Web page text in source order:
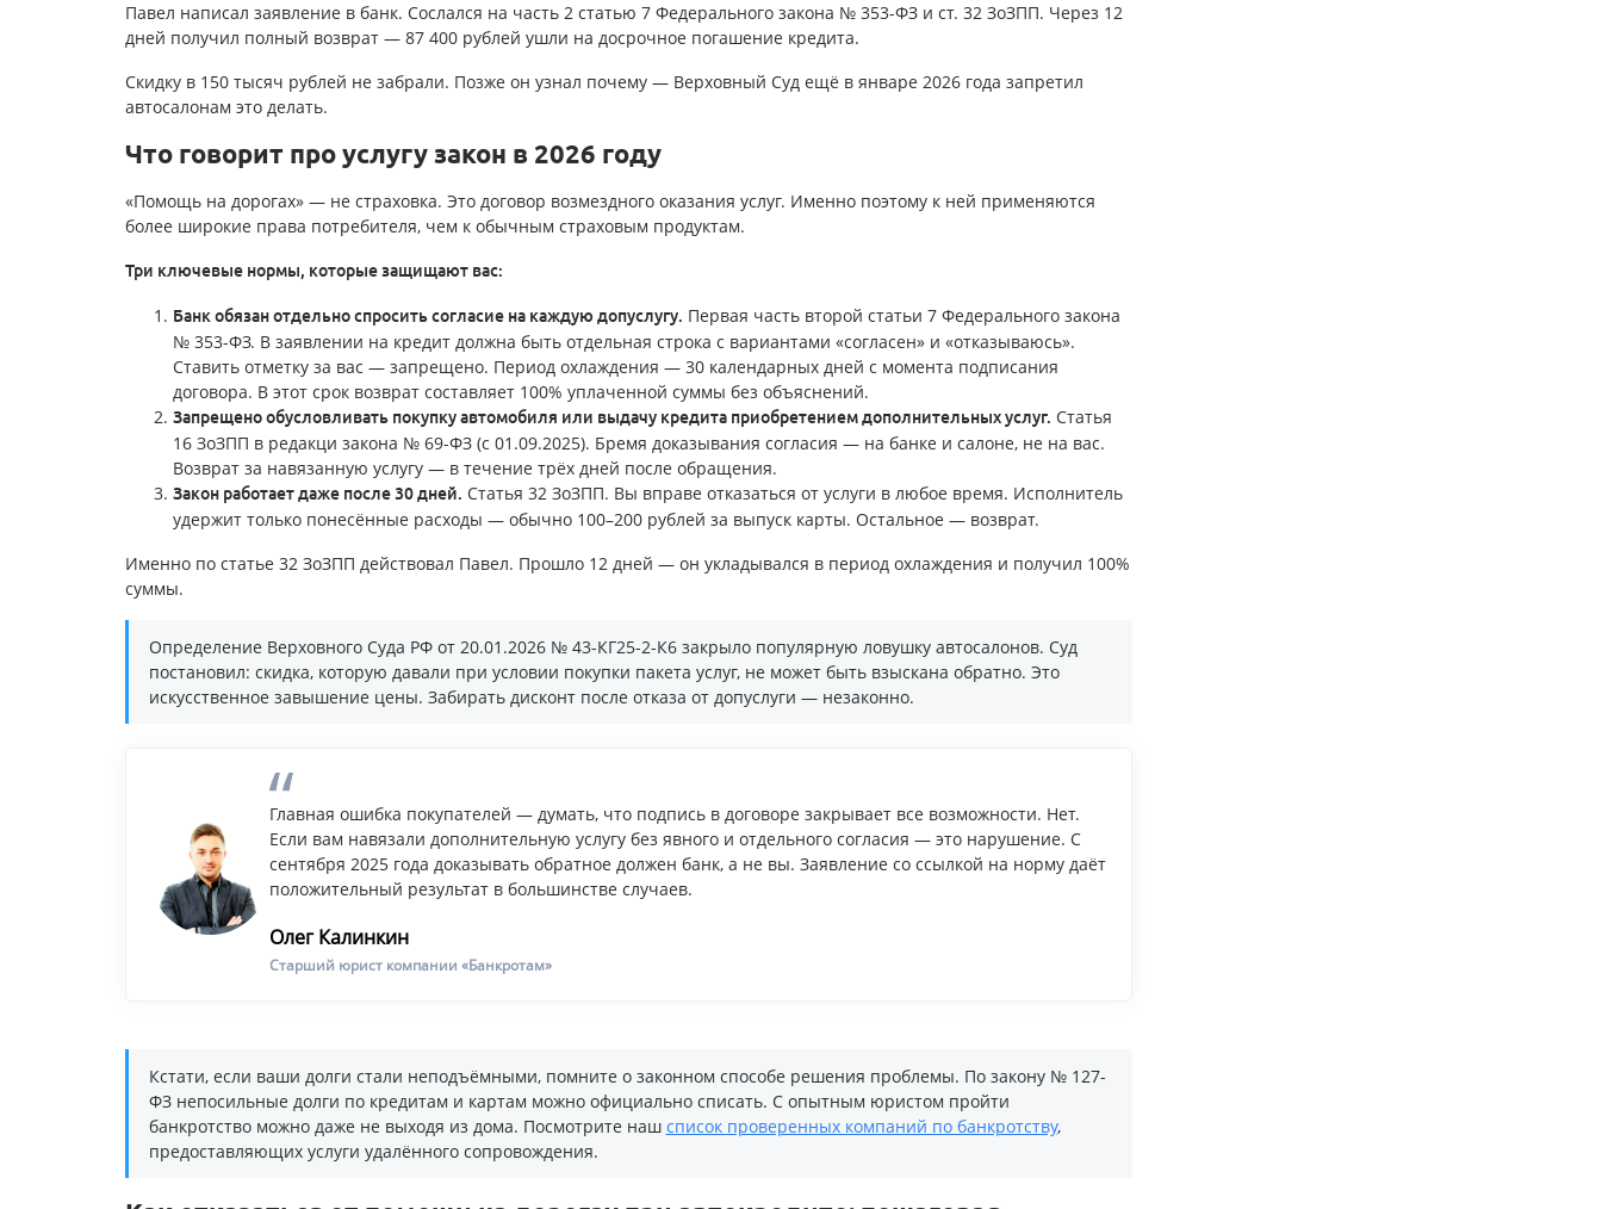
Павел написал заявление в банк. Сослался на часть 2 статью 7 Федерального закона № 353-ФЗ и ст. 32 ЗоЗПП. Через 12
дней получил полный возврат — 87 400 рублей ушли на досрочное погашение кредита.
Скидку в 150 тысяч рублей не забрали. Позже он узнал почему — Верховный Суд ещё в январе 2026 года запретил
автосалонам это делать.
Что говорит про услугу закон в 2026 году
«Помощь на дорогах» — не страховка. Это договор возмездного оказания услуг. Именно поэтому к ней применяются
более широкие права потребителя, чем к обычным страховым продуктам.
Три ключевые нормы, которые защищают вас:
Банк обязан отдельно спросить согласие на каждую допуслугу. Первая часть второй статьи 7 Федерального закона
№ 353-ФЗ. В заявлении на кредит должна быть отдельная строка с вариантами «согласен» и «отказываюсь».
Ставить отметку за вас — запрещено. Период охлаждения — 30 календарных дней с момента подписания
договора. В этот срок возврат составляет 100% уплаченной суммы без объяснений.
Запрещено обусловливать покупку автомобиля или выдачу кредита приобретением дополнительных услуг. Статья
16 ЗоЗПП в редакци закона № 69-ФЗ (с 01.09.2025). Бремя доказывания согласия — на банке и салоне, не на вас.
Возврат за навязанную услугу — в течение трёх дней после обращения.
Закон работает даже после 30 дней. Статья 32 ЗоЗПП. Вы вправе отказаться от услуги в любое время. Исполнитель
удержит только понесённые расходы — обычно 100–200 рублей за выпуск карты. Остальное — возврат.
Именно по статье 32 ЗоЗПП действовал Павел. Прошло 12 дней — он укладывался в период охлаждения и получил 100%
суммы.
Определение Верховного Суда РФ от 20.01.2026 № 43-КГ25-2-К6 закрыло популярную ловушку автосалонов. Суд
постановил: скидка, которую давали при условии покупки пакета услуг, не может быть взыскана обратно. Это
искусственное завышение цены. Забирать дисконт после отказа от допуслуги — незаконно.
Главная ошибка покупателей — думать, что подпись в договоре закрывает все возможности. Нет.
Если вам навязали дополнительную услугу без явного и отдельного согласия — это нарушение. С
сентября 2025 года доказывать обратное должен банк, а не вы. Заявление со ссылкой на норму даёт
положительный результат в большинстве случаев.
Олег Калинкин
Старший юрист компании «Банкротам»
Кстати, если ваши долги стали неподъёмными, помните о законном способе решения проблемы. По закону № 127-
ФЗ непосильные долги по кредитам и картам можно официально списать. С опытным юристом пройти
банкротство можно даже не выходя из дома. Посмотрите наш список проверенных компаний по банкротству,
предоставляющих услуги удалённого сопровождения.